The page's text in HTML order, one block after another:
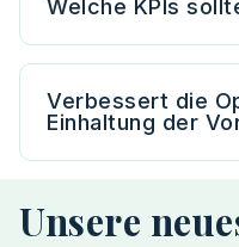
Welche KPIs
Verbessert die
Einhaltung der
Unsere